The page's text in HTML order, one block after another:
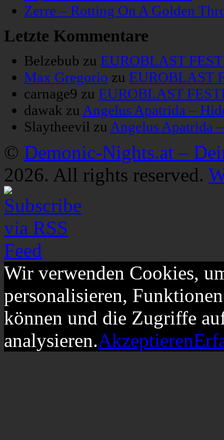
Zerre – Rotting On A Golden
Letzte Kommentare
Belzebub zu EUROBLAST
Max Gregorio zu EUROBLAST
carnage9 zu EUROBLAST
dawak zu Angelus Apatrida –
Slaytheevil zu Angelus Apatrida
© Demonic-Nights.at –
2026. All rights reserved.
Wir verwenden Cookies,
personalisieren,
können und die Zugriffe
analysieren.Akzeptieren